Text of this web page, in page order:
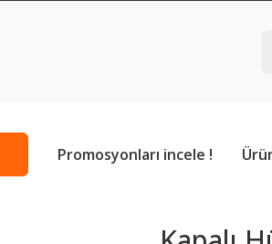
Promosyonları incele !